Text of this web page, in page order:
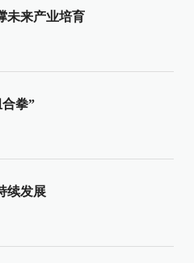
未来产业培育
拳”
续发展